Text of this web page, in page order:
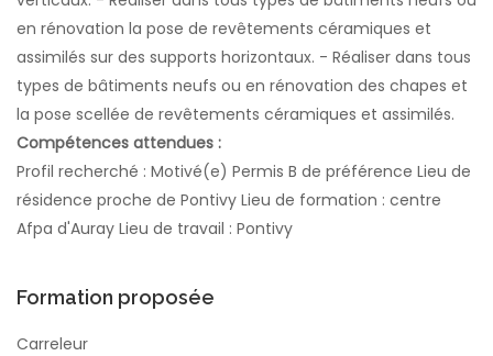
en rénovation la pose de revêtements céramiques et
assimilés sur des supports horizontaux. - Réaliser dans tous
types de bâtiments neufs ou en rénovation des chapes et
la pose scellée de revêtements céramiques et assimilés.
Compétences attendues :
Profil recherché : Motivé(e) Permis B de préférence Lieu de
résidence proche de Pontivy Lieu de formation : centre
Afpa d'Auray Lieu de travail : Pontivy
Formation proposée
Carreleur